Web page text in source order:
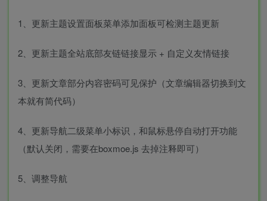
1、更新主题设置面板菜单添加面板可检测主题更新
2、更新主题全站底部友链链接显示 + 自定义友情链接
3、更新文章部分内容密码可见保护（文章编辑器切换到文
本就有简代码）
4、更新导航二级菜单小标识，和鼠标悬停自动打开功能
（默认关闭，需要在boxmoe.js 去掉注释即可）
5、调整导航